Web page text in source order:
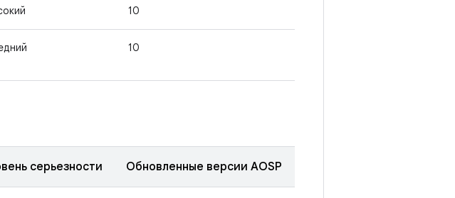
10
10
серьезности Обновленные версии AOSP